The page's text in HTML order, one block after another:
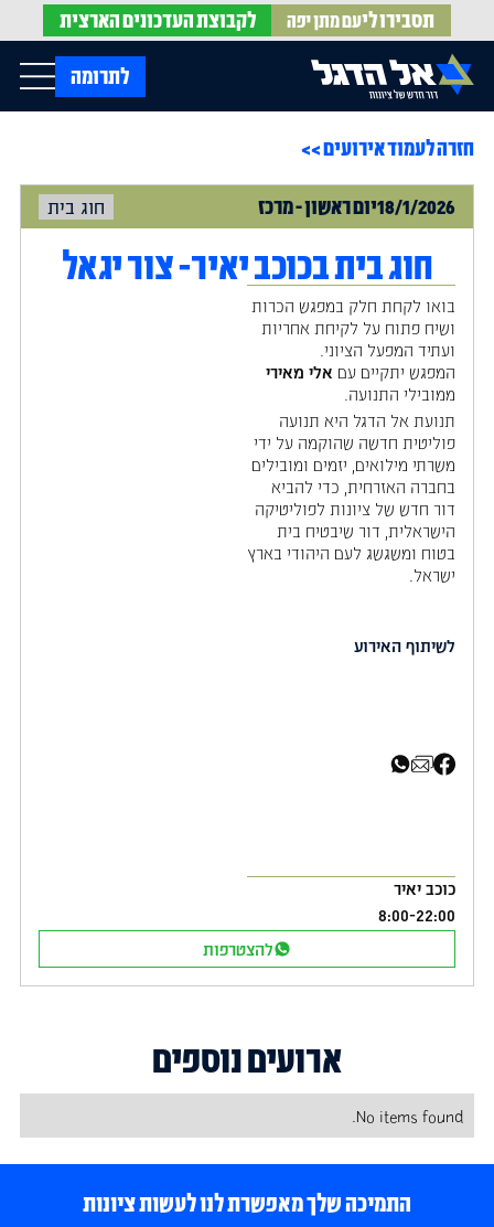
תסבירו ליעם מתן יפה לקבוצתהעדכונים הארצית
בית
עלינו
אירועים
חדשות אל הדגל
עדכונים מהשטח
הופעות בתקשורת
חוק אל הדגל
חמ"ל הגיוס
צרו קשר
EN
לתרומה Menu
חזרה לעמוד אירועים >>
18/1/2026יוםראשון-מרכז חוג בית
חוג בית בכוכב יאיר- צור יגאל
בואו לקחת חלק במפגש הכרות
ושיח פתוח על לקיחת אחריות
ועתיד המפעל הציוני.
המפגש יתקיים עם אלי מאירי
ממובילי התנועה.
תנועת אל הדגל היא תנועה
פוליטית חדשה שהוקמה על ידי
משרתי מילואים, יזמים ומובילים
בחברה האזרחית, כדי להביא
דור חדש של ציונות לפוליטיקה
הישראלית, דור שיבטיח בית
בטוח ומשגשג לעם היהודי בארץ
ישראל.
לשיתוף האירוע
כוכב יאיר
8:00-22:00
להצטרפות
ארועים נוספים
No items found.
התמיכה שלך מאפשרת לנו לעשות ציונות